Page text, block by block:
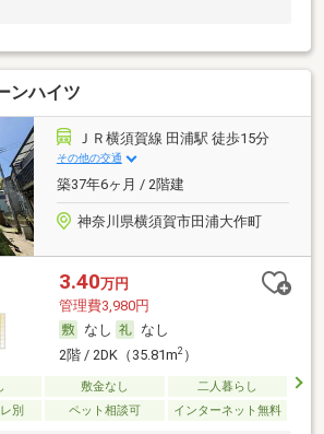
ンハイツ
ＪＲ横須賀線 田浦駅 徒歩15分
その他の交通
築37年6ヶ月 / 2階建
神奈川県横須賀市田浦大作町
3.40万円
管理費3,980円
なし
なし
2階 / 2DK（35.81m2）
敷金なし
二人暮らし
別
ペット相談可 インターネット無料